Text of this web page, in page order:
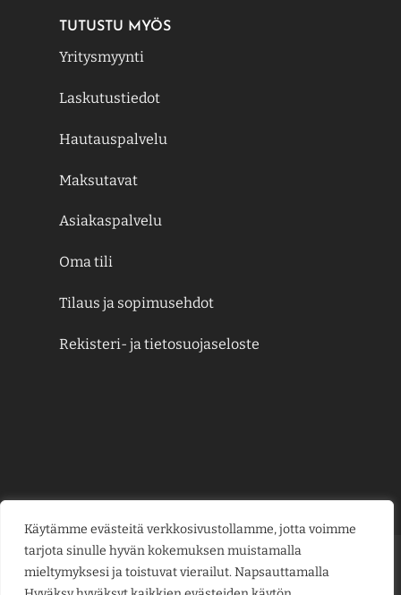
Käytämme evästeitä verkkosivustollamme, jotta voimme
tarjota sinulle hyvän kokemuksen muistamalla
mieltymyksesi ja toistuvat vierailut. Napsauttamalla
TUTUSTU MYÖS
Yritysmyynti
Laskutustiedot
Hautauspalvelu
Maksutavat
Asiakaspalvelu
Oma tili
Tilaus ja sopimusehdot
Rekisteri- ja tietosuojaseloste
Credit
Card
MasterCard
Visa
Visa